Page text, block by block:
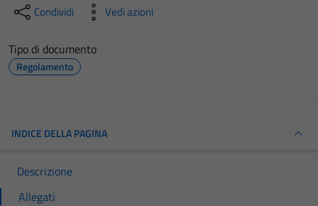
Condividi Vedi azioni
Tipo di documento
Regolamento
INDICE DELLA PAGINA
Descrizione
Allegati